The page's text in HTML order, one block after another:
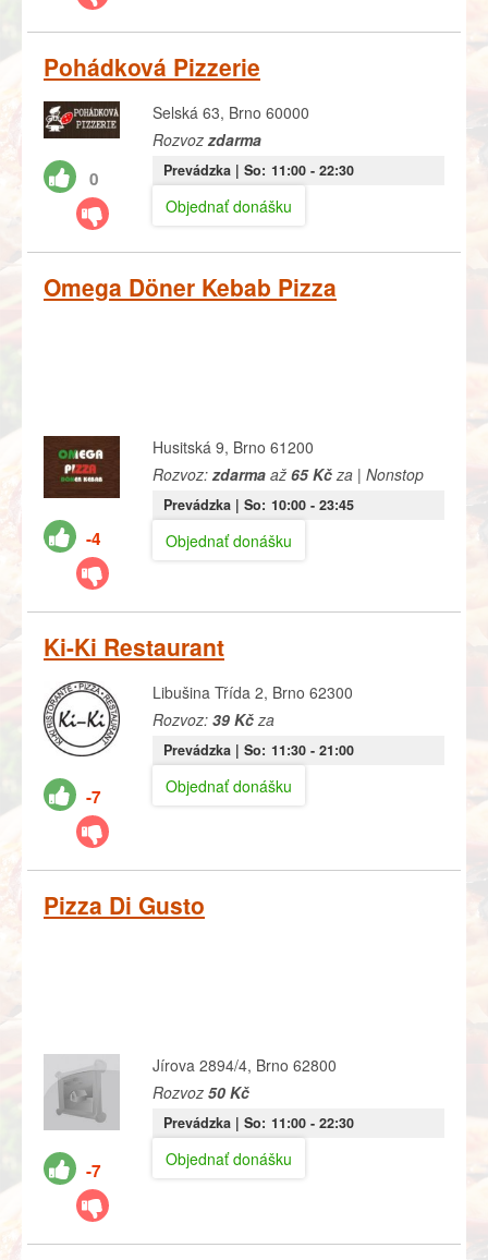
Pohádková Pizzerie
0
Selská 63, Brno 60000
Rozvoz zdarma
Prevádzka | So: 11:00- 22:30
Objednať donášku
Omega Döner Kebab Pizza
-4
Husitská 9, Brno 61200
Rozvoz:zdarmaaž 65 Kčza | Nonstop
Prevádzka | So: 10:00- 23:45
Objednať donášku
Ki-Ki Restaurant
-7
Libušina Třída 2, Brno 62300
Rozvoz: 39 Kčza
Prevádzka | So: 11:30- 21:00
Objednať donášku
Pizza Di Gusto
-7
Jírova 2894/4, Brno 62800
Rozvoz 50 Kč
Prevádzka | So: 11:00- 22:30
Objednať donášku